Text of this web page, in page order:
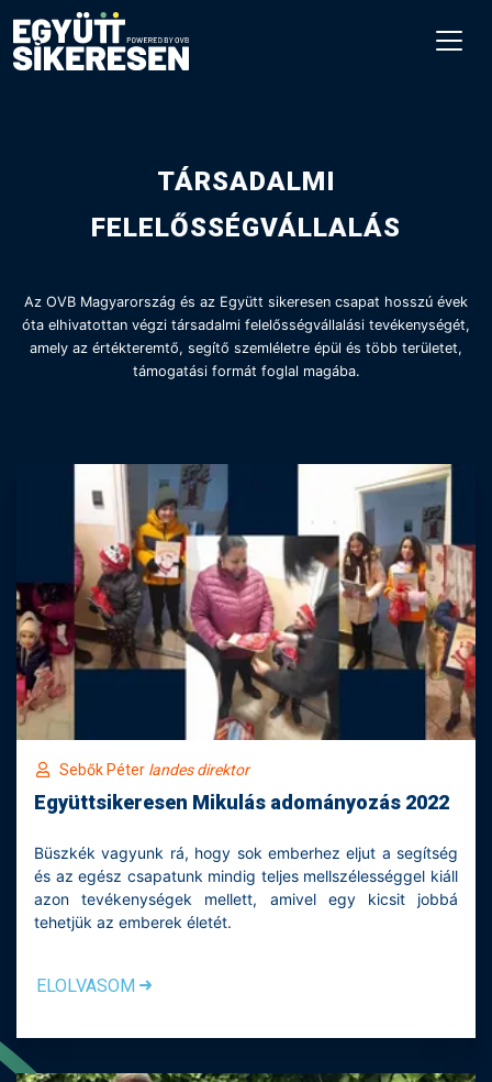
TÁRSADALMI
FELELŐSSÉGVÁLLALÁS
Az OVB Magyarország és az Együtt sikeresen csapat hosszú évek
óta elhivatottan végzi társadalmi felelősségvállalási tevékenységét,
amely az értékteremtő, segítő szemléletre épül és több területet,
támogatási formát foglal magába.
Sebők Péter landes direktor
Együttsikeresen Mikulás adományozás 2022
Büszkék vagyunk rá, hogy sok emberhez eljut a segítség
és az egész csapatunk mindig teljes mellszélességgel kiáll
azon tevékenységek mellett, amivel egy kicsit jobbá
tehetjük az emberek életét.
ELOLVASOM